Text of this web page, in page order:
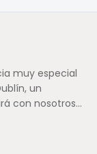
muy especial
un
con nosotros...